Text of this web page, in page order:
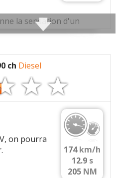
sous le commentaire
la sensation d'un
4100 tr/min, 140 Nm a
ch Diesel
174 km/h
12.9 s
205 NM
on pourra